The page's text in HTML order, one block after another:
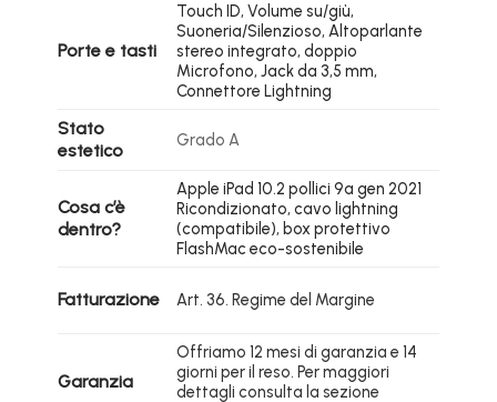
Porte e tasti
Touch ID, Volume su/giù,
Suoneria/Silenzioso, Altoparlante
stereo integrato, doppio
Microfono, Jack da 3,5 mm,
Connettore Lightning
Stato
estetico
Grado A
Cosa c’è
dentro?
Apple iPad 10.2 pollici 9a gen 2021
Ricondizionato, cavo lightning
(compatibile), box protettivo
FlashMac eco-sostenibile
Fatturazione Art. 36. Regime del Margine
Garanzia
Offriamo 12 mesi di garanzia e 14
giorni per il reso. Per maggiori
dettagli consulta la sezione